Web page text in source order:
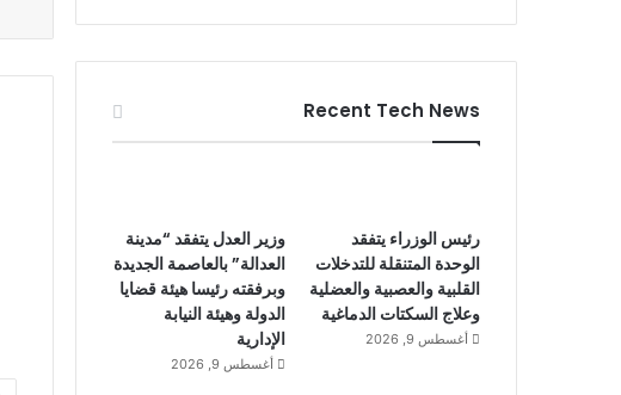
Recent Tech News
رئيس الوزراء يتفقد
الوحدة المتنقلة للتدخلات
القلبية والعصبية والعضلية
وعلاج السكتات الدماغية
أغسطس 9, 2026
وزير العدل يتفقد “مدينة
العدالة” بالعاصمة الجديدة
وبرفقته رئيسا هيئة قضايا
الدولة وهيئة النيابة
الإدارية
أغسطس 9, 2026